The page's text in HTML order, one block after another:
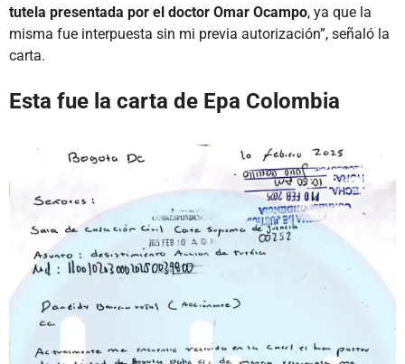
tutela presentada por el doctor Omar Ocampo, ya que la
misma fue interpuesta sin mi previa autorización”, señaló la
carta.
Esta fue la carta de Epa Colombia